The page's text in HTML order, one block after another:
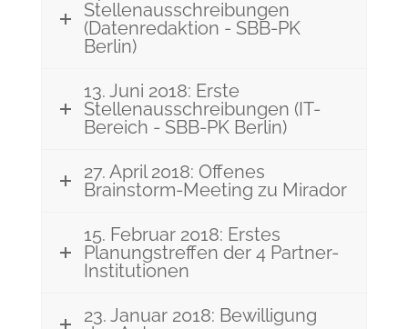
Stellenausschreibungen
(Datenredaktion - SBB-PK
Berlin)
13. Juni 2018: Erste
Stellenausschreibungen (IT-
Bereich - SBB-PK Berlin)
27. April 2018: Offenes
Brainstorm-Meeting zu Mirador
15. Februar 2018: Erstes
Planungstreffen der 4 Partner-
Institutionen
23. Januar 2018: Bewilligung